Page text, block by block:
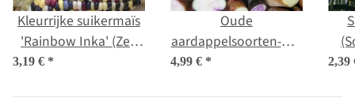
Kleurrijke suikermaïs
'Rainbow Inka' (Zea
mays) bio zaad
3,19 € *
Oude
aardappelsoorten-mix
(Solanum tuberosum)
4,99 € * 2,39